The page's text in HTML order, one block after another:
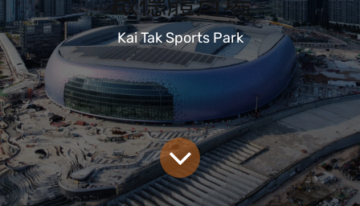
Kai Tak Sports Park